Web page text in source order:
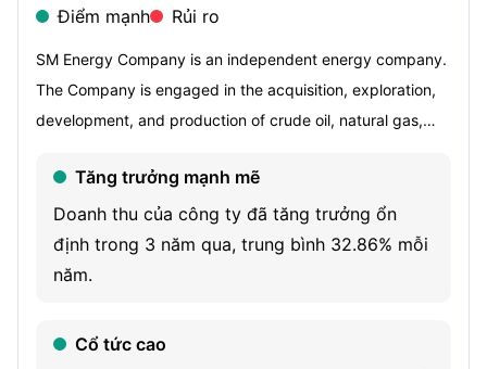
Điểm mạnh Rủi ro
SM Energy Company is an independent energy company.
The Company is engaged in the acquisition, exploration,
development, and production of crude oil, natural gas,
Utah. Its asset portfolio comprises assets in the Midland
Basin of West Texas, the Maverick Basin of South Texas,
and the Uinta Basin of northeastern Utah. Its Midland
Basin assets are located in the Permian Basin in West
include its RockStar assets in Howard and Martin
Tăng trưởng mạnh mẽ
Doanh thu của công ty đã tăng trưởng ổn
định trong 3 năm qua, trung bình 32.86% mỗi
năm.
Cổ tức cao